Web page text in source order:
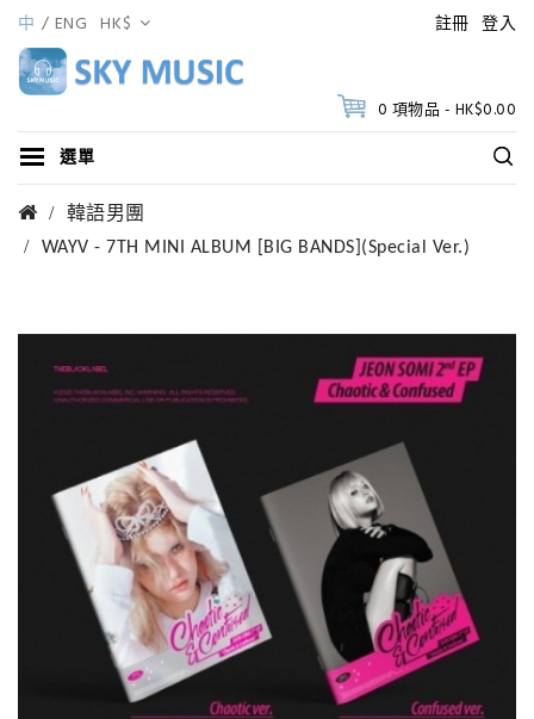
註冊 登入
中 ENG HK$
0 項物品 - HK$0.00
選單
韓語男團
WAYV - 7TH MINI ALBUM [BIG BANDS](Special Ver.)